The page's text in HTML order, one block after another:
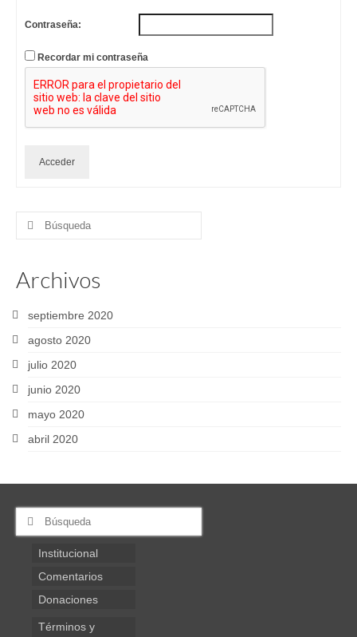
Contraseña:
Recordar mi contraseña
Acceder
Buscar
Archivos
septiembre 2020
agosto 2020
julio 2020
junio 2020
mayo 2020
abril 2020
Buscar
Institucional
Comentarios
Donaciones
Términos y